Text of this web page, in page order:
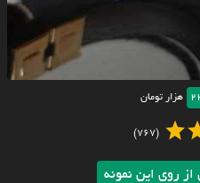
هزار تومان
(767)
روی این نمونه